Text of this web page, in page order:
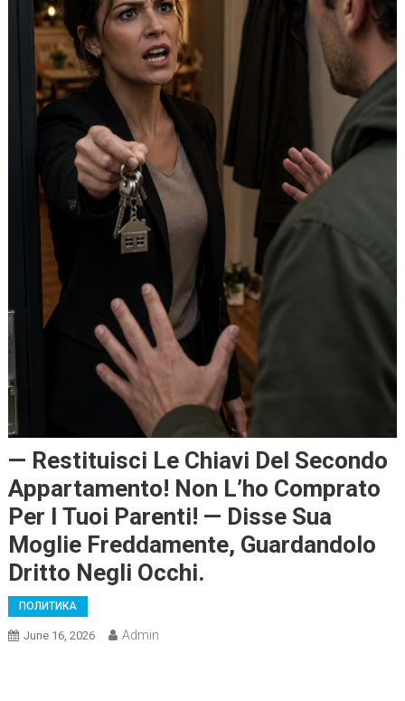
— Restituisci Le Chiavi Del Secondo
Appartamento! Non L’ho Comprato
Per I Tuoi Parenti! — Disse Sua
Moglie Freddamente, Guardandolo
Dritto Negli Occhi.
ПОЛИТИКА
June 16, 2026 Admin